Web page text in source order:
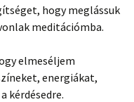
hogy meglássuk
meditációmba.
elmeséljem
energiákat,
kérdésedre.